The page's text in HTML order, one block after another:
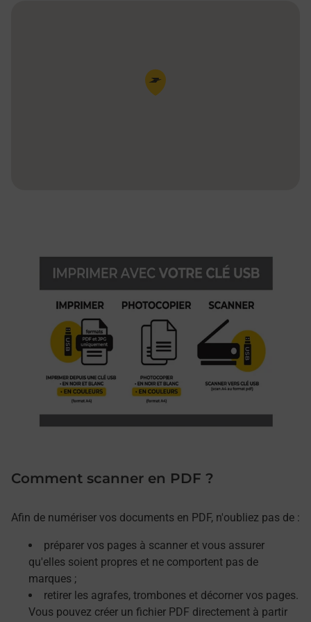
Pin de la carte
Comment scanner en PDF ?
Afin de numériser vos documents en PDF, n'oubliez pas de :
préparer vos pages à scanner et vous assurer
qu'elles soient propres et ne comportent pas de
marques ;
retirer les agrafes, trombones et décorner vos pages.
Vous pouvez créer un fichier PDF directement à partir